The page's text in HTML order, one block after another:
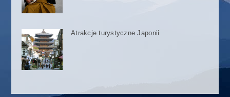
Atrakcje turystyczne Japonii